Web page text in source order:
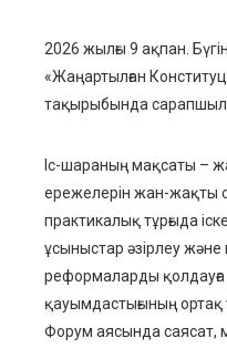
2026 жылғы 9 ақпан.
«Жаңартылған
тақырыбында
Іс-шараның мақсаты –
ережелерін жан-жақты
практикалық тұрғыда
ұсыныстар әзірлеу
реформаларды қолдауға
қауымдастығының
Форум аясында саясат,